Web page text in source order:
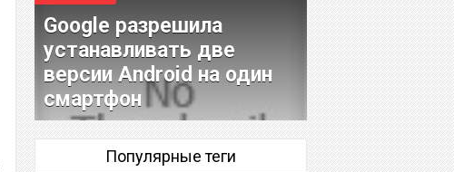
Google разрешила
устанавливать две
версии Android на один
смартфон
Популярные теги